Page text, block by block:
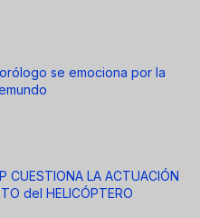
se emociona por la
CUESTIONA LA ACTUACIÓN
del HELICÓPTERO